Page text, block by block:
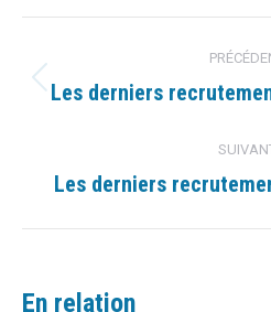
article
:
Les derniers
Les derniers
En relation